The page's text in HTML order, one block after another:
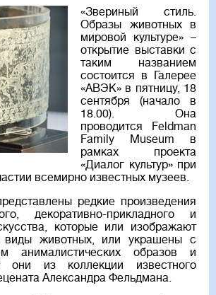
«Звериный стиль.
Образы животных в
мировой культуре» –
открытие выставки с
таким названием
состоится в Галерее
«АВЭК» в пятницу, 18
сентября (начало в
18.00). Она
проводится Feldman
Family Museum в
рамках проекта
«Диалог культур» при
всемирно известных музеев.
редкие произведения
декоративно-прикладного и
которые или изображают
виды животных, или украшены с
анималистических образов и
они из коллекции известного
Александра Фельдмана.